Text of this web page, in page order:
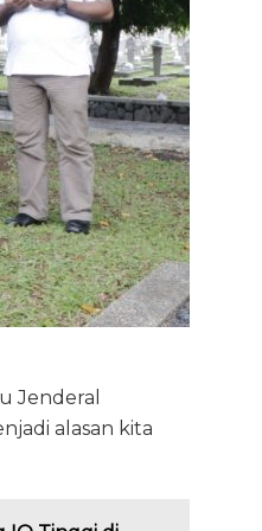
Jenderal
alasan kita